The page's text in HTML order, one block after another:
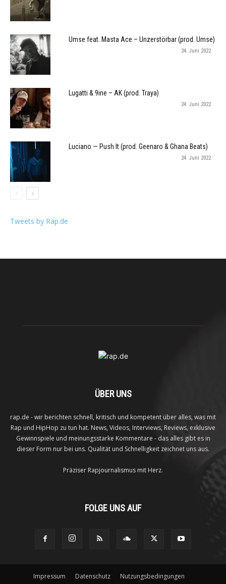
Umse feat. Masta Ace – Unzerstörbar (prod. Umse)
24. Juni 2022
Lugatti & 9ine – AK (prod. Traya)
24. Juni 2022
Luciano — Push It (prod. Geenaro & Ghana Beats)
24. Juni 2022
Tweets by Rap.de
ÜBER UNS
rap.de - wir berichten schnell, kritisch und kompetent über alles, was mit
Rap und HipHop zu tun hat. News, Videos, Interviews, Reviews, exklusive
Gewinnspiele und meinungsstarke Kommentare - das alles gibt es in
dieser Form nur bei uns. Qualität und Schnelligkeit zeichnet uns aus.
Präziser Rapjournalismus mit Herz.
FOLGE UNS AUF
Impressum Datenschutz
Nutzungsbedingungen